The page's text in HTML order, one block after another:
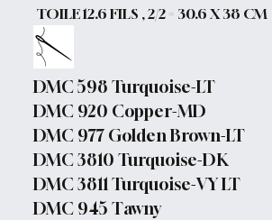
TOILE 12.6 FILS , 2/2 = 30.6 X 38 CM
DMC 598 Turquoise-LT
DMC 920 Copper-MD
DMC 977 Golden Brown-LT
DMC 3810 Turquoise-DK
DMC 3811 Turquoise-VY LT
DMC 945 Tawny